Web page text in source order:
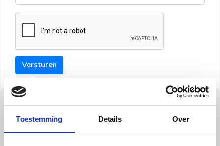
Toestemming Details Over
Versturen
Tips